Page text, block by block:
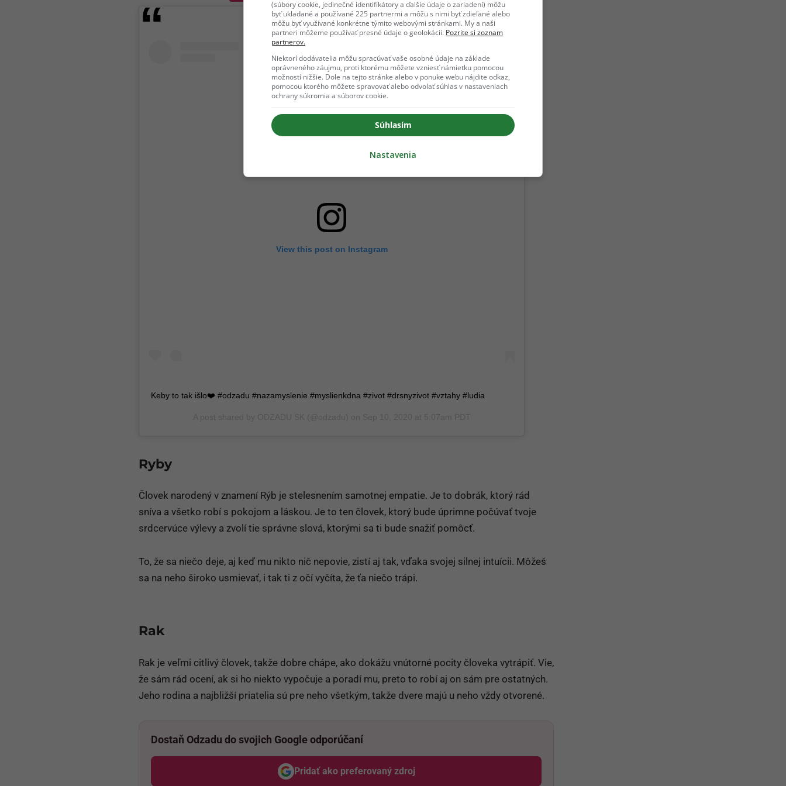
View this post on Instagram
Keby to tak išlo❤️ #odzadu #nazamyslenie #myslienkdna #zivot #drsnyzivot #vztahy #ludia
Ryby
Človek narodený v znamení Rýb je stelesnením samotnej empatie. Je to dobrák, ktorý rád
sníva a všetko robí s pokojom a láskou. Je to ten človek, ktorý bude úprimne počúvať tvoje
srdcervúce výlevy a zvolí tie správne slová, ktorými sa ti bude snažiť pomôcť.
To, že sa niečo deje, aj keď mu nikto nič nepovie, zistí aj tak, vďaka svojej silnej intuícii. Môžeš
sa na neho široko usmievať, i tak ti z očí vyčíta, že ťa niečo trápi.
Rak
Rak je veľmi citlivý človek, takže dobre chápe, ako dokážu vnútorné pocity človeka vytrápiť. Vie,
že sám rád ocení, ak si ho niekto vypočuje a poradí mu, preto to robí aj on sám pre ostatných.
Jeho rodina a najbližší priatelia sú pre neho všetkým, takže dvere majú u neho vždy otvorené.
Dostaň Odzadu do svojich Google odporúčaní
Pridať ako preferovaný zdroj
Odzadu, odkaz sa otvorí v novom okne
(súbory cookie, jedinečné identifikátory a ďalšie údaje o zariadení) môžu
byť ukladané a používané 225 partnermi a môžu s nimi byť zdieľané alebo
môžu byť využívané konkrétne týmito webovými stránkami. My a naši
partneri môžeme používať presné údaje o geolokácii. Pozrite si zoznam
partnerov.
Niektorí dodávatelia môžu spracúvať vaše osobné údaje na základe
oprávneného záujmu, proti ktorému môžete vzniesť námietku pomocou
možností nižšie. Dole na tejto stránke alebo v ponuke webu nájdite odkaz,
pomocou ktorého môžete spravovať alebo odvolať súhlas v nastaveniach
ochrany súkromia a súborov cookie.
Súhlasím
Nastavenia